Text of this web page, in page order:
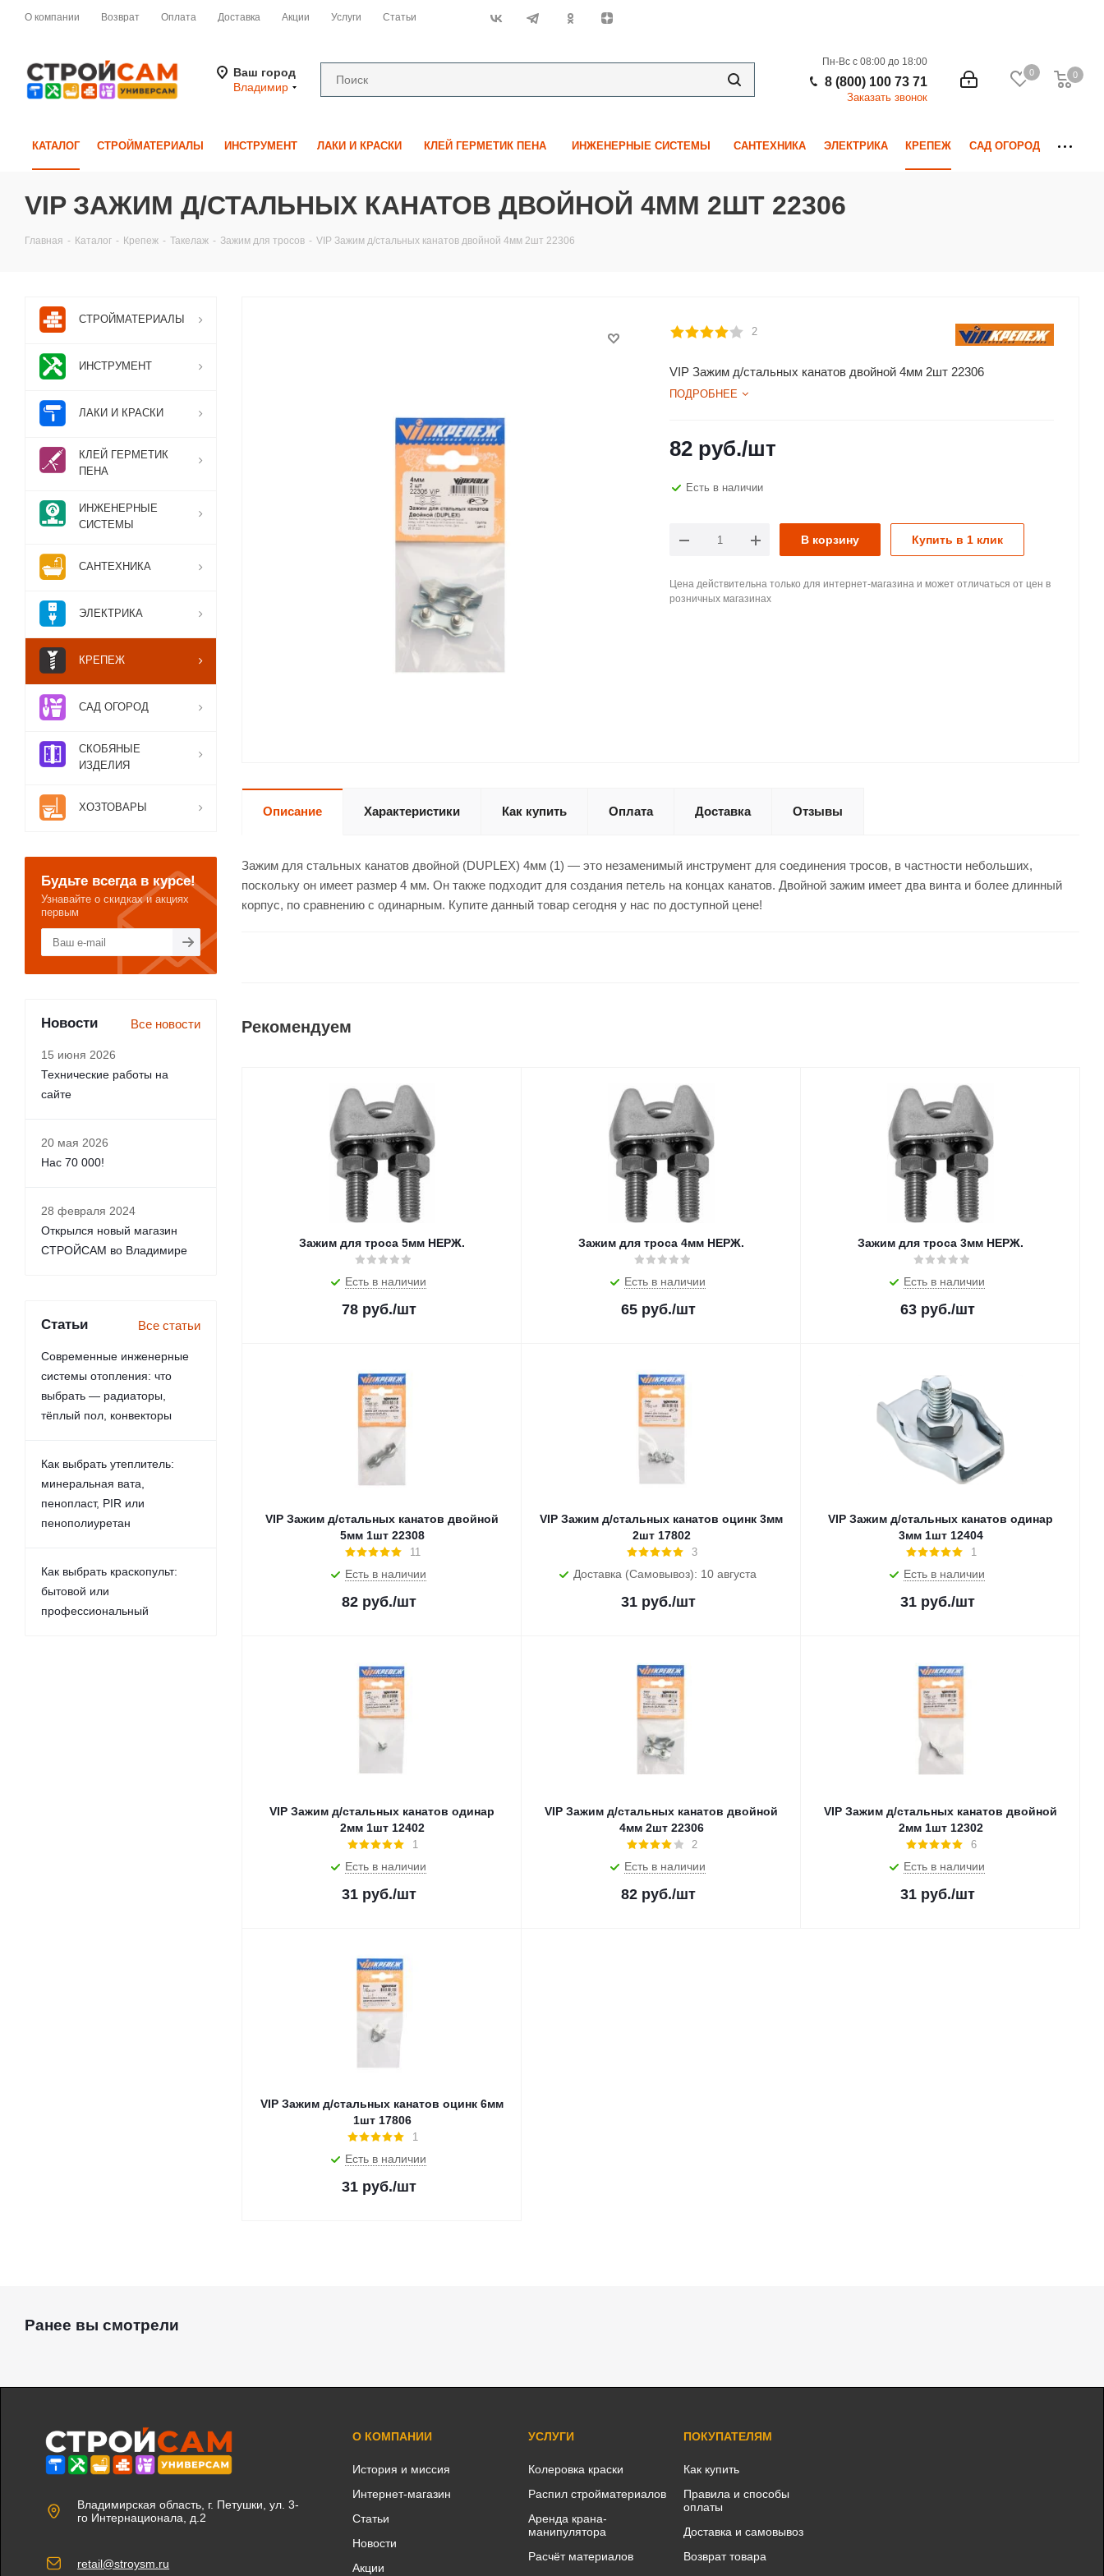
О компании Возврат Оплата Доставка Акции Услуги Статьи
Ваш город
Владимир
0 0
0
Пн-Вс с 08:00 до 18:00
8 (800) 100 73 71
Заказать звонок
КАТАЛОГ СТРОЙМАТЕРИАЛЫ ИНСТРУМЕНТ ЛАКИ И КРАСКИ КЛЕЙ ГЕРМЕТИК ПЕНА ИНЖЕНЕРНЫЕ СИСТЕМЫ САНТЕХНИКА ЭЛЕКТРИКА КРЕПЕЖ САД ОГОРОД
VIP ЗАЖИМ Д/СТАЛЬНЫХ КАНАТОВ ДВОЙНОЙ 4ММ 2ШТ 22306
Главная - Каталог - Крепеж - Такелаж - Зажим для тросов - VIP Зажим д/стальных канатов двойной 4мм 2шт 22306
2
VIP Зажим д/стальных канатов двойной 4мм 2шт 22306
ПОДРОБНЕЕ
82 руб./шт
Есть в наличии
В корзину Купить в 1 клик
Цена действительна только для интернет-магазина и может отличаться от цен в
розничных магазинах
Описание Характеристики Как купить Оплата Доставка Отзывы
Зажим для стальных канатов двойной (DUPLEX) 4мм (1) — это незаменимый инструмент для соединения тросов, в частности небольших,
поскольку он имеет размер 4 мм. Он также подходит для создания петель на концах канатов. Двойной зажим имеет два винта и более длинный
корпус, по сравнению с одинарным. Купите данный товар сегодня у нас по доступной цене!
Рекомендуем
Зажим для троса 5мм НЕРЖ.
Есть в наличии
78 руб./шт
Зажим для троса 4мм НЕРЖ.
Есть в наличии
65 руб./шт
Зажим для троса 3мм НЕРЖ.
Есть в наличии
63 руб./шт
VIP Зажим д/стальных канатов двойной
5мм 1шт 22308
11
Есть в наличии
82 руб./шт
VIP Зажим д/стальных канатов оцинк 3мм
2шт 17802
3
Доставка (Самовывоз): 10 августа
31 руб./шт
VIP Зажим д/стальных канатов одинар
3мм 1шт 12404
1
Есть в наличии
31 руб./шт
VIP Зажим д/стальных канатов одинар
2мм 1шт 12402
1
Есть в наличии
31 руб./шт
VIP Зажим д/стальных канатов двойной
4мм 2шт 22306
2
Есть в наличии
82 руб./шт
VIP Зажим д/стальных канатов двойной
2мм 1шт 12302
6
Есть в наличии
31 руб./шт
VIP Зажим д/стальных канатов оцинк 6мм
1шт 17806
1
Есть в наличии
31 руб./шт
СТРОЙМАТЕРИАЛЫ
ИНСТРУМЕНТ
ЛАКИ И КРАСКИ
КЛЕЙ ГЕРМЕТИК
ПЕНА
ИНЖЕНЕРНЫЕ
СИСТЕМЫ
САНТЕХНИКА
ЭЛЕКТРИКА
КРЕПЕЖ
САД ОГОРОД
СКОБЯНЫЕ
ИЗДЕЛИЯ
ХОЗТОВАРЫ
Будьте всегда в курсе!
Узнавайте о скидках и акциях
первым
Новости Все новости
15 июня 2026
Технические работы на
сайте
20 мая 2026
Нас 70 000!
28 февраля 2024
Открылся новый магазин
СТРОЙСАМ во Владимире
Статьи Все статьи
Современные инженерные
системы отопления: что
выбрать — радиаторы,
тёплый пол, конвекторы
Как выбрать утеплитель:
минеральная вата,
пенопласт, PIR или
пенополиуретан
Как выбрать краскопульт:
бытовой или
профессиональный
Ранее вы смотрели
Владимирская область, г. Петушки, ул. 3-
го Интернационала, д.2
retail@stroysm.ru
О КОМПАНИИ
История и миссия
Интернет-магазин
Статьи
Новости
Акции
УСЛУГИ
Колеровка краски
Распил стройматериалов
Аренда крана-
манипулятора
Расчёт материалов
ПОКУПАТЕЛЯМ
Как купить
Правила и способы
оплаты
Доставка и самовывоз
Возврат товара